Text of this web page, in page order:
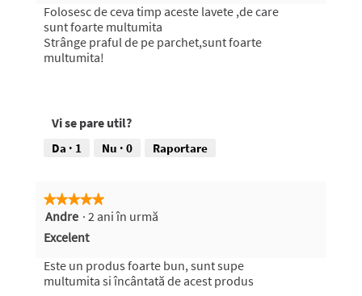
stele.
Folosesc de ceva timp aceste lavete ,de care
sunt foarte multumita
Strânge praful de pe parchet,sunt foarte
multumita!
Vi se pare util?
Da · 1 Nu · 0 Raportare
★★★★★
★★★★★
5
5
stele.
Andre · 2 ani în urmă
Excelent
Este un produs foarte bun, sunt supe
multumita si încântată de acest produs